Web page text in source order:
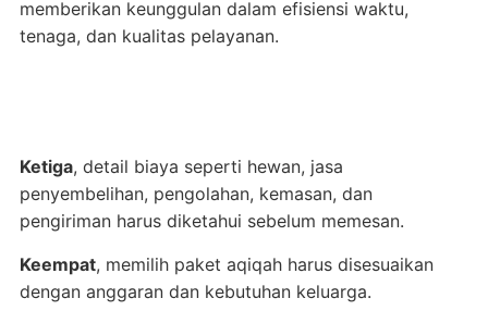
memberikan keunggulan dalam efisiensi waktu,
tenaga, dan kualitas pelayanan.
Ketiga, detail biaya seperti hewan, jasa
penyembelihan, pengolahan, kemasan, dan
pengiriman harus diketahui sebelum memesan.
Keempat, memilih paket aqiqah harus disesuaikan
dengan anggaran dan kebutuhan keluarga.